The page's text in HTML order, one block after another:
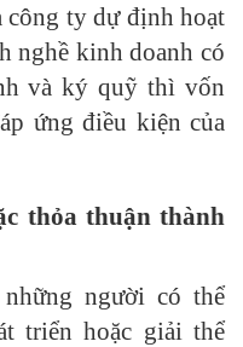
công ty dự định hoạt
nghề kinh doanh có
và ký quỹ thì vốn
ứng điều kiện của
thỏa thuận thành
người có thể
triển hoặc giải thể